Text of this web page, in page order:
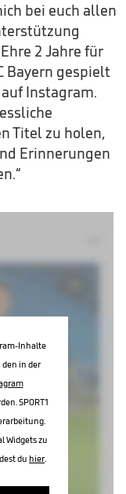
bei euch allen
2 Jahre für
Bayern gespielt
Instagram.
Titel zu holen,
Erinnerungen
Inhalte
in der
SPORT1
Widgets zu
du hier.